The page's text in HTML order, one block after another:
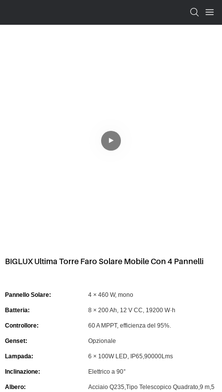
BIGLUX Ultima Torre Faro Solare Mobile Con 4 Pannelli
Pannello Solare: 4 × 460 W, mono
Batteria: 8 × 200 Ah, 12 V CC, 19200 W·h
Controllore: 60 A MPPT, efficienza del 95%.
Genset: Opzionale
Lampada: 6 × 100W LED, IP65,90000Lms
Inclinazione: Elettrico a 90°
Albero:
Acciaio Q235,Tipo Telescopico Quadrato,9 m,5